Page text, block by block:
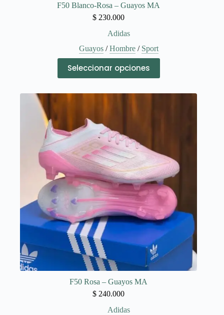
F50 Blanco-Rosa – Guayos MA
$ 230.000
Adidas
Guayos/Hombre/ Sport
Seleccionar opciones
producto
tiene
pueden
elegir
en
la
página
de
producto
F50 Rosa – Guayos MA
$ 240.000
Adidas